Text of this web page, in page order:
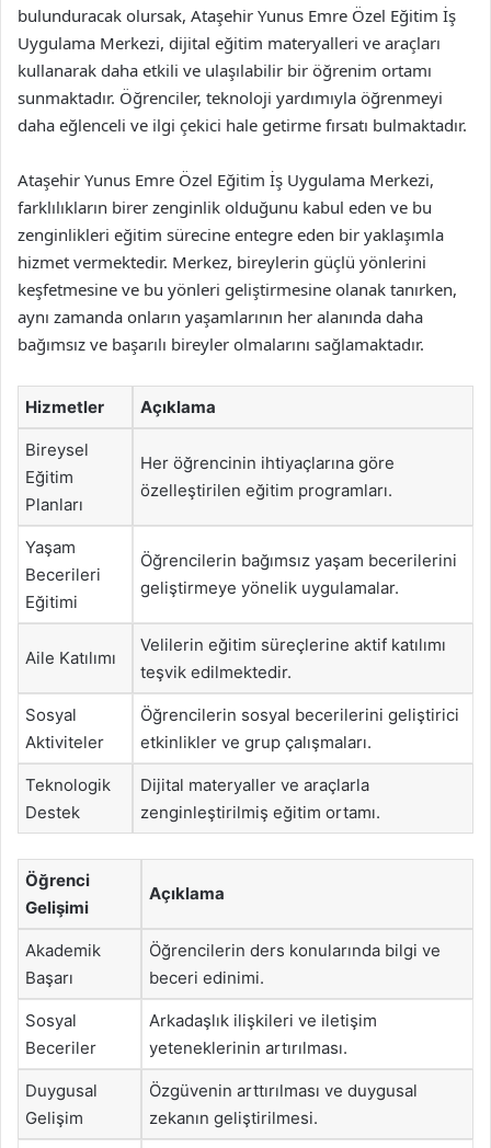
bulunduracak olursak, Ataşehir Yunus Emre Özel Eğitim İş
Uygulama Merkezi, dijital eğitim materyalleri ve araçları
kullanarak daha etkili ve ulaşılabilir bir öğrenim ortamı
sunmaktadır. Öğrenciler, teknoloji yardımıyla öğrenmeyi
daha eğlenceli ve ilgi çekici hale getirme fırsatı bulmaktadır.
Ataşehir Yunus Emre Özel Eğitim İş Uygulama Merkezi,
farklılıkların birer zenginlik olduğunu kabul eden ve bu
zenginlikleri eğitim sürecine entegre eden bir yaklaşımla
hizmet vermektedir. Merkez, bireylerin güçlü yönlerini
keşfetmesine ve bu yönleri geliştirmesine olanak tanırken,
aynı zamanda onların yaşamlarının her alanında daha
bağımsız ve başarılı bireyler olmalarını sağlamaktadır.
Hizmetler Açıklama
Bireysel
Eğitim
Planları
Her öğrencinin ihtiyaçlarına göre
özelleştirilen eğitim programları.
Yaşam
Becerileri
Eğitimi
Öğrencilerin bağımsız yaşam becerilerini
geliştirmeye yönelik uygulamalar.
Aile Katılımı
Velilerin eğitim süreçlerine aktif katılımı
teşvik edilmektedir.
Sosyal
Aktiviteler
Öğrencilerin sosyal becerilerini geliştirici
etkinlikler ve grup çalışmaları.
Teknologik
Destek
Dijital materyaller ve araçlarla
zenginleştirilmiş eğitim ortamı.
Öğrenci
Gelişimi
Açıklama
Akademik
Başarı
Öğrencilerin ders konularında bilgi ve
beceri edinimi.
Sosyal
Beceriler
Arkadaşlık ilişkileri ve iletişim
yeteneklerinin artırılması.
Duygusal
Gelişim
Özgüvenin arttırılması ve duygusal
zekanın geliştirilmesi.